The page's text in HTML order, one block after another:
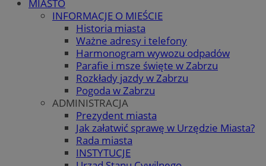
MIASTO
INFORMACJE O MIEŚCIE
Historia miasta
Ważne adresy i telefony
Harmonogram wywozu odpadów
Parafie i msze święte w Zabrzu
Rozkłady jazdy w Zabrzu
Pogoda w Zabrzu
ADMINISTRACJA
Prezydent miasta
Jak załatwić sprawę w Urzędzie Miasta?
Rada miasta
INSTYTUCJE